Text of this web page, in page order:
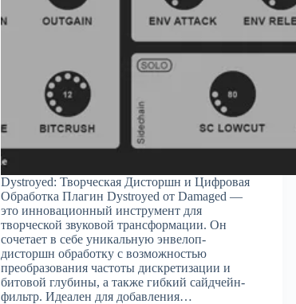
Dystroyed: Творческая Дисторшн и Цифровая
Обработка Плагин Dystroyed от Damaged —
это инновационный инструмент для
творческой звуковой трансформации. Он
сочетает в себе уникальную энвелоп-
дисторшн обработку с возможностью
преобразования частоты дискретизации и
битовой глубины, а также гибкий сайдчейн-
фильтр. Идеален для добавления…